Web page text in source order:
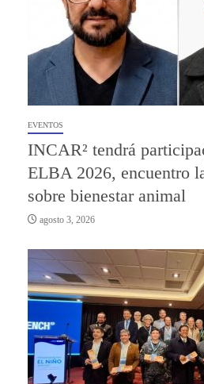
EVENTOS
INCAR² tendrá
ELBA 2026, encuentro
sobre bienestar animal
agosto 3, 2026